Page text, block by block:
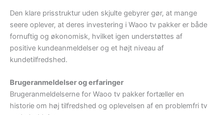
Den klare prisstruktur uden skjulte gebyrer gør, at mange
seere oplever, at deres investering i Waoo tv pakker er både
fornuftig og økonomisk, hvilket igen understøttes af
positive kundeanmeldelser og et højt niveau af
kundetilfredshed.
Brugeranmeldelser og erfaringer
Brugeranmeldelserne for Waoo tv pakker fortæller en
historie om høj tilfredshed og oplevelsen af en problemfri tv